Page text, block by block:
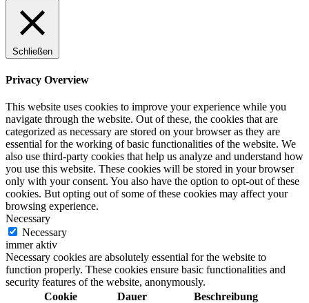
Schließen
Privacy Overview
This website uses cookies to improve your experience while you
navigate through the website. Out of these, the cookies that are
categorized as necessary are stored on your browser as they are
essential for the working of basic functionalities of the website. We
also use third-party cookies that help us analyze and understand how
you use this website. These cookies will be stored in your browser
only with your consent. You also have the option to opt-out of these
cookies. But opting out of some of these cookies may affect your
browsing experience.
Necessary
Necessary
immer aktiv
Necessary cookies are absolutely essential for the website to
function properly. These cookies ensure basic functionalities and
security features of the website, anonymously.
Cookie
Dauer Beschreibung